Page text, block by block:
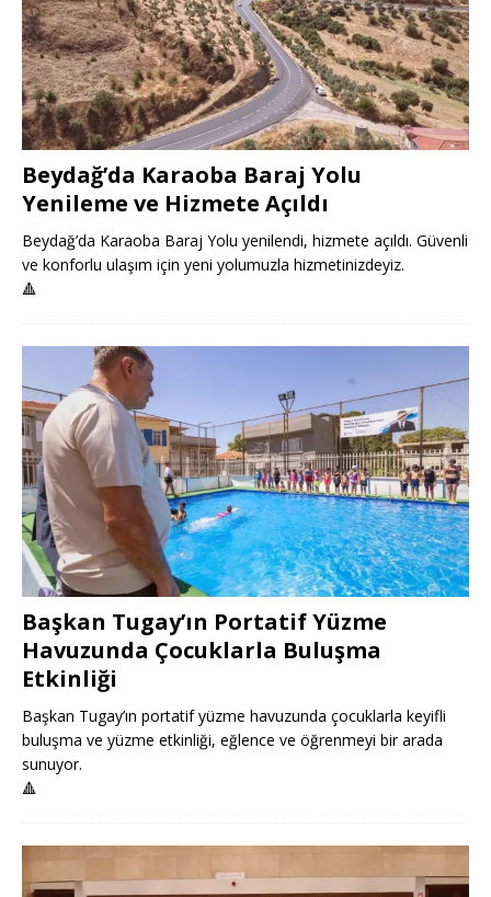
Beydağ’da Karaoba Baraj Yolu
Yenileme ve Hizmete Açıldı
Beydağ’da Karaoba Baraj Yolu yenilendi, hizmete açıldı. Güvenli
ve konforlu ulaşım için yeni yolumuzla hizmetinizdeyiz.
🔺
Başkan Tugay’ın Portatif Yüzme
Havuzunda Çocuklarla Buluşma
Etkinliği
Başkan Tugay’ın portatif yüzme havuzunda çocuklarla keyifli
buluşma ve yüzme etkinliği, eğlence ve öğrenmeyi bir arada
sunuyor.
🔺